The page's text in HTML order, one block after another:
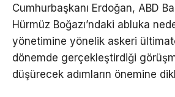
Cumhurbaşkanı Erdoğan, ABD
Hürmüz Boğazı’ndaki abluka
yönetimine yönelik askeri
dönemde gerçekleştirdiği
düşürecek adımların önemine